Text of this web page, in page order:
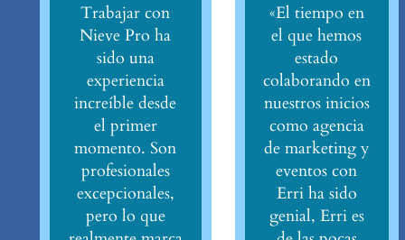
Trabajar con
Nieve Pro ha
sido una
experiencia
increíble desde
el primer
momento. Son
profesionales
excepcionales,
pero lo que
«El tiempo en
el que hemos
estado
colaborando en
nuestros inicios
como agencia
de marketing y
eventos con
Erri ha sido
genial, Erri es